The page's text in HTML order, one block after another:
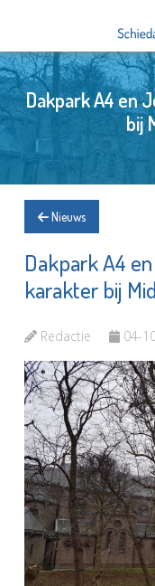
Dakpark A4 en
bij
Nieuws
Dakpark A4
karakter bij
Redactie 04-